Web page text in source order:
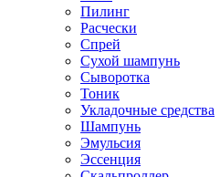
Пилинг
Расчески
Спрей
Сухой шампунь
Сыворотка
Тоник
Укладочные средства
Шампунь
Эмульсия
Эссенция